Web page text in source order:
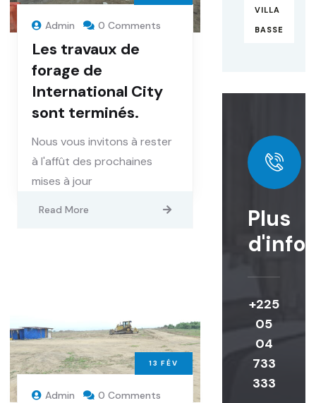
Admin 0 Comments
Les travaux de
forage de
International City
sont terminés.
Nous vous invitons à rester
à l'affût des prochaines
mises à jour
Read More
13 FÉV
Admin 0 Comments
VILLA
BASSE
Plus
+225
05
04
733
333